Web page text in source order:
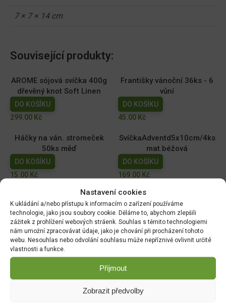
Nastavení cookies
K ukládání a/nebo přístupu k informacím o zařízení používáme
technologie, jako jsou soubory cookie. Děláme to, abychom zlepšili
zážitek z prohlížení webových stráenk. Souhlas s těmito technologiemi
nám umožní zpracovávat údaje, jako je chování při procházení tohoto
webu. Nesouhlas nebo odvolání souhlasu může nepříznivě ovlivnit určité
vlastnosti a funkce.
Přijmout
Zobrazit předvolby
7 × 7 × 14 cm
Související produkty:
AROME sójová svíčka 400g
dřevěný knot Soft Linen
DO KOŠÍKU
299.00 Kč
Františky vánoční 36ks - 6
vůní
DO KOŠÍKU
45.00 Kč
Háčky na ván. stromeček
50ks měď
DO KOŠÍKU
15.00 Kč
SvíčkaAdventd5x10cm/4ks
mat.béžová
DO KOŠÍKU
169.00 Kč
SvíčkaAdventd5x10cm/4ks
/mat.červená
DO KOŠÍKU
169.00Kč
Grooved/rýhovaná/Válec
d7x16cm/bílá
DO KOŠÍKU
189.00Kč
DOPRAVA ZDARMA OD 1500 KČ